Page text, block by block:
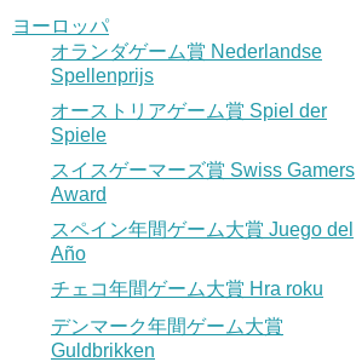
ヨーロッパ
オランダゲーム賞 Nederlandse
Spellenprijs
オーストリアゲーム賞 Spiel der
Spiele
スイスゲーマーズ賞 Swiss Gamers
Award
スペイン年間ゲーム大賞 Juego del
Año
チェコ年間ゲーム大賞 Hra roku
デンマーク年間ゲーム大賞
Guldbrikken